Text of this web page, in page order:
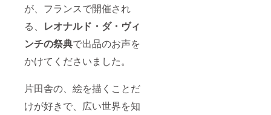
が、フランスで開催され
る、 レオナルド・ダ・ヴィ
ンチの祭典で出品のお声を
かけてくださいました。
片田舎の、絵を描くことだ
けが好きで、広い世界を知